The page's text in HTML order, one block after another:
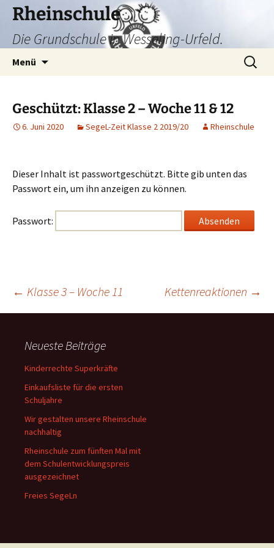
Zum
Inhalt
springen
Rheinschule
Die Grundschule in Wesseling-Urfeld.
Menü
Suchen
nach:
Geschützt: Klasse 2 – Woche 11 & 12
6. Juni 2020 SegeL-Zeit Klasse 2 2019/20 Rheinschule
Dieser Inhalt ist passwortgeschützt. Bitte gib unten das
Passwort ein, um ihn anzeigen zu können.
Passwort:
Beitragsnavigation
← Klasse 3 – Woche 11 Kettenreaktionen →
Neueste Beiträge
Kinderrechte Superkräfte
Einkaufsliste für die ersten
Schuljahre
Wir gestalten unsere Rheinschule
nachhaltig
Rheinschule zum fünften Mal mit
dem Schulentwicklungspreis
ausgezeichnet
Freies SegeLn